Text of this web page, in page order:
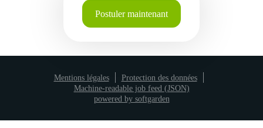
Postuler maintenant
Mentions légales
Protection des données
Machine-readable job feed (JSON)
powered by softgarden